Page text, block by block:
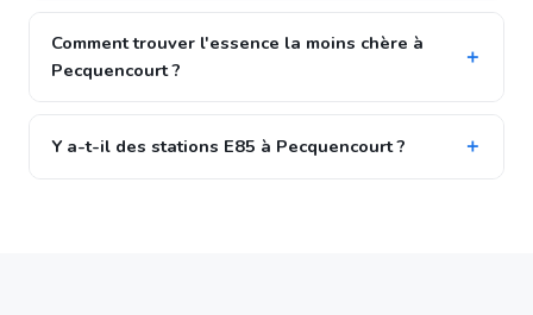
Comment trouver l'essence la moins chère à
Pecquencourt ?
Y a-t-il des stations E85 à Pecquencourt ?